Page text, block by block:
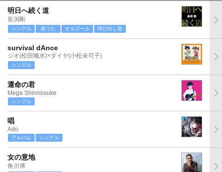
明日へ続く道
長渕剛
シングル 着うた オルゴール 呼び出し音
survival dAnce
ジオ(松田颯水)×ダイヤ(小松未可子)
シングル
運命の君
Mega Shinnosuke
シングル
唱
Ado
アルバム シングル
女の意地
角川博